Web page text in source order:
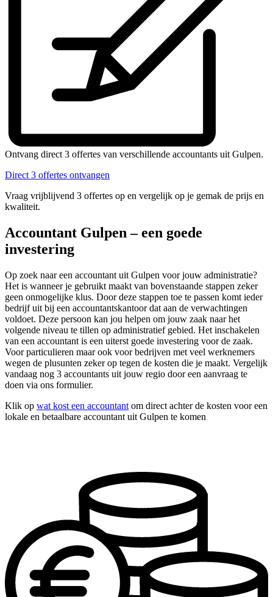
Ontvang direct 3 offertes van verschillende accountants uit Gulpen.
Direct 3 offertes ontvangen
Vraag vrijblijvend 3 offertes op en vergelijk op je gemak de prijs en
kwaliteit.
Accountant Gulpen – een goede
investering
Op zoek naar een accountant uit Gulpen voor jouw administratie?
Het is wanneer je gebruikt maakt van bovenstaande stappen zeker
geen onmogelijke klus. Door deze stappen toe te passen komt ieder
bedrijf uit bij een accountantskantoor dat aan de verwachtingen
voldoet. Deze persoon kan jou helpen om jouw zaak naar het
volgende niveau te tillen op administratief gebied. Het inschakelen
van een accountant is een uiterst goede investering voor de zaak.
Voor particulieren maar ook voor bedrijven met veel werknemers
wegen de plusunten zeker op tegen de kosten die je maakt. Vergelijk
vandaag nog 3 accountants uit jouw regio door een aanvraag te
doen via ons formulier.
Klik op wat kost een accountant om direct achter de kosten voor een
lokale en betaalbare accountant uit Gulpen te komen